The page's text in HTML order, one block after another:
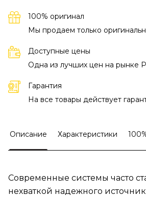
100% оригинал
Мы продаем только
Доступные цены
Одна из лучших цен на рынке
Гарантия
На все товары действует
Описание Характеристики
Современные системы часто
нехваткой надежного